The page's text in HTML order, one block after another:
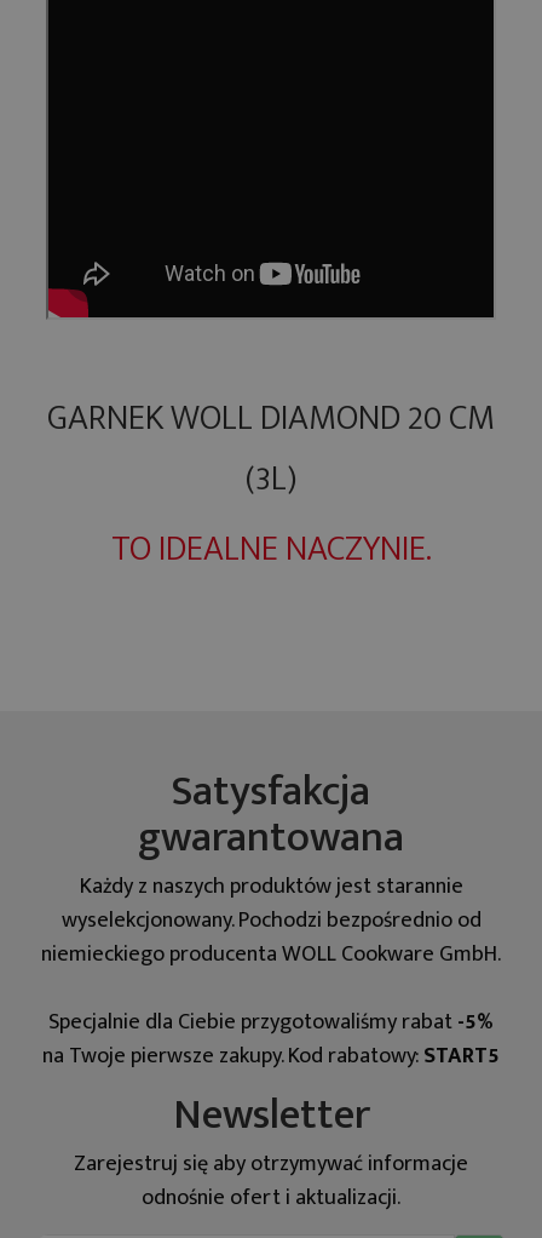
GARNEK WOLL DIAMOND 20 CM
(3L)
TO IDEALNE NACZYNIE.
Satysfakcja
gwarantowana
Każdy z naszych produktów jest starannie
wyselekcjonowany. Pochodzi bezpośrednio od
niemieckiego producenta WOLL Cookware GmbH.
Specjalnie dla Ciebie przygotowaliśmy rabat-5%
na Twoje pierwsze zakupy. Kod rabatowy:START5
Newsletter
Zarejestruj się aby otrzymywać informacje
odnośnie ofert i aktualizacji.